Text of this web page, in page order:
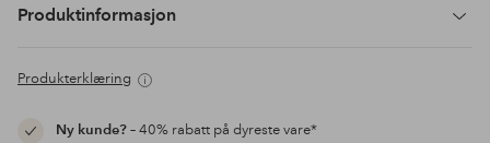
Produktinformasjon
Produkterklæring
Ny kunde?– 40% rabatt på dyreste vare*